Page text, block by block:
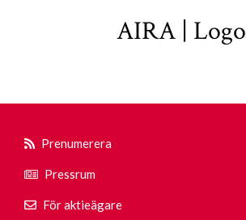
AIRA | Logo
Prenumerera
Pressrum
För aktieägare